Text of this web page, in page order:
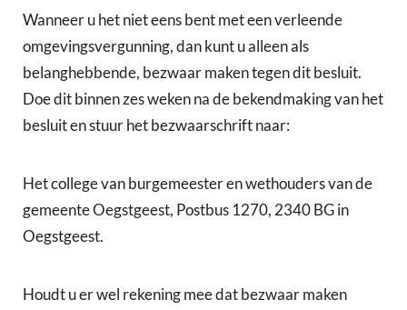
Wanneer u het niet eens bent met een verleende
omgevingsvergunning, dan kunt u alleen als
belanghebbende, bezwaar maken tegen dit besluit.
Doe dit binnen zes weken na de bekendmaking van het
besluit en stuur het bezwaarschrift naar:
Het college van burgemeester en wethouders van de
gemeente Oegstgeest, Postbus 1270, 2340 BG in
Oegstgeest.
Houdt u er wel rekening mee dat bezwaar maken